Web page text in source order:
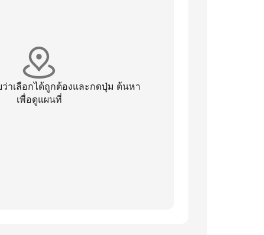
าเลือกได้ถูกต้องและกดปุ่ม ต้นหา
เพื่อดูแผนที่